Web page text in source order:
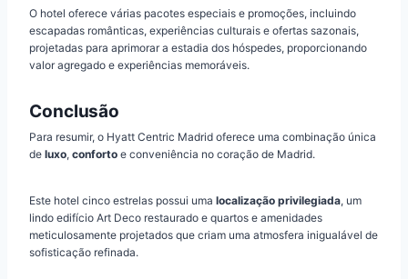
O hotel oferece várias pacotes especiais e promoções, incluindo
escapadas românticas, experiências culturais e ofertas sazonais,
projetadas para aprimorar a estadia dos hóspedes, proporcionando
valor agregado e experiências memoráveis.
Conclusão
Para resumir, o Hyatt Centric Madrid oferece uma combinação única
de luxo, conforto e conveniência no coração de Madrid.
Este hotel cinco estrelas possui uma localização privilegiada, um
lindo edifício Art Deco restaurado e quartos e amenidades
meticulosamente projetados que criam uma atmosfera inigualável de
sofisticação refinada.